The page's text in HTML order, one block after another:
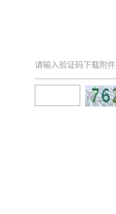
请输入验证码下载附件